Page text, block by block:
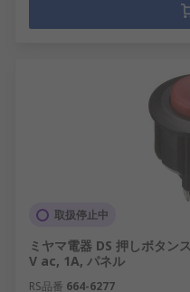
取扱停止中
ミヤマ電器 DS 押しボタン
V ac, 1A, パネル
RS品番 664-6277